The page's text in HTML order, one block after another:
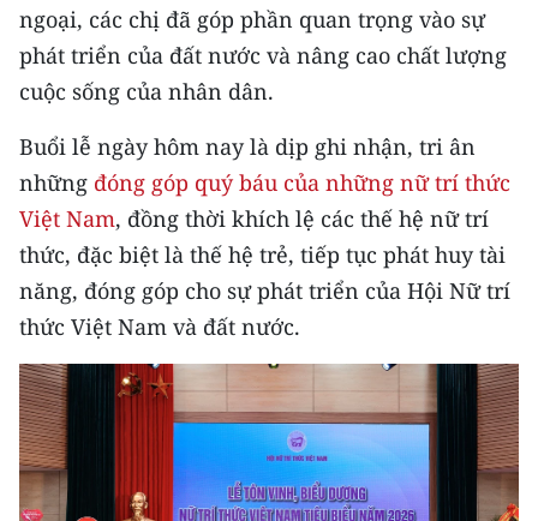
ngoại, các chị đã góp phần quan trọng vào sự
phát triển của đất nước và nâng cao chất lượng
cuộc sống của nhân dân.
Buổi lễ ngày hôm nay là dịp ghi nhận, tri ân
những đóng góp quý báu của những nữ trí thức
Việt Nam, đồng thời khích lệ các thế hệ nữ trí
thức, đặc biệt là thế hệ trẻ, tiếp tục phát huy tài
năng, đóng góp cho sự phát triển của Hội Nữ trí
thức Việt Nam và đất nước.